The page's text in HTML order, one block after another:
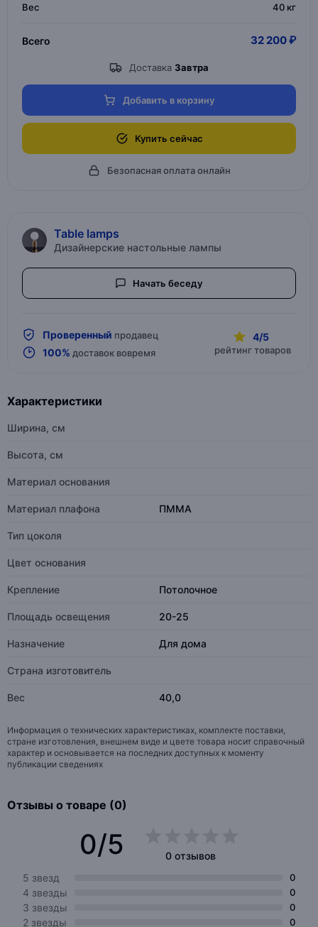
Вес
40 кг
Всего 32 200 ₽
Доставка Завтра
Добавить в корзину
Купить сейчас
Безопасная оплата онлайн
Table lamps
Дизайнерские настольные лампы
Начать беседу
Проверенный продавец
100% доставок вовремя
4/5
рейтинг товаров
Характеристики
Ширина, см
Высота, см
Материал основания
Материал плафона ПММА
Тип цоколя
Цвет основания
Крепление Потолочное
Площадь освещения 20-25
Назначение Для дома
Страна изготовитель
Вес 40,0
Информация о технических характеристиках, комплекте поставки,
стране изготовления, внешнем виде и цвете товара носит справочный
характер и основывается на последних доступных к моменту
публикации сведениях
Отзывы о товаре (0)
0/5
0 отзывов
5 звезд
0
4 звезды 0
3 звезды 0
2 звезды 0